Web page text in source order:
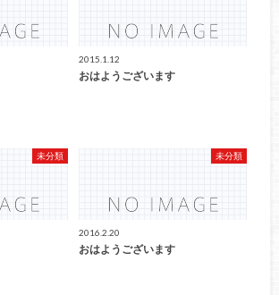
2015.1.12
おはようございます
未分類 未分類
2016.2.20
おはようございます